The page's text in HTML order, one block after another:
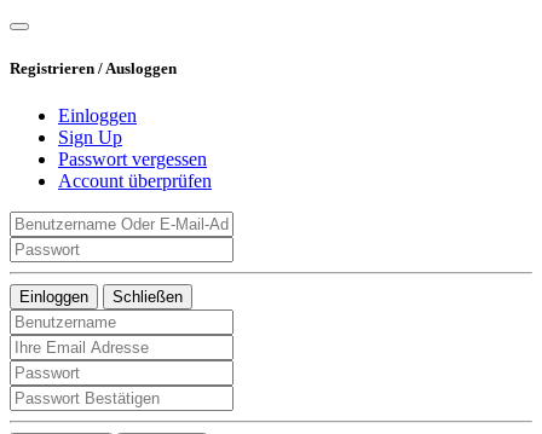
Registrieren / Ausloggen
Einloggen
Sign Up
Passwort vergessen
Account überprüfen
Einloggen Schließen